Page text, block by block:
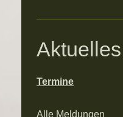
Aktuelles
Termine
Alle Meldungen